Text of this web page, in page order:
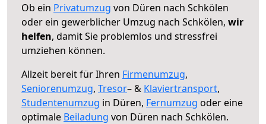
Ob ein Privatumzug von Düren nach Schkölen
oder ein gewerblicher Umzug nach Schkölen, wir
helfen, damit Sie problemlos und stressfrei
umziehen können.
Allzeit bereit für Ihren Firmenumzug,
Seniorenumzug, Tresor– & Klaviertransport,
Studentenumzug in Düren, Fernumzug oder eine
optimale Beiladung von Düren nach Schkölen.